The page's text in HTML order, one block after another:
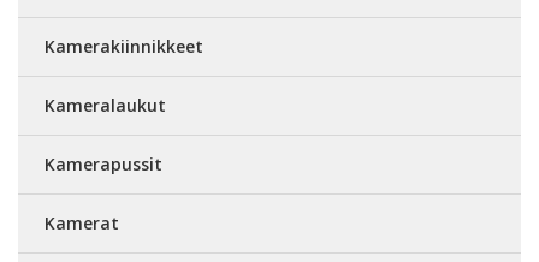
Kamerakiinnikkeet
Kameralaukut
Kamerapussit
Kamerat